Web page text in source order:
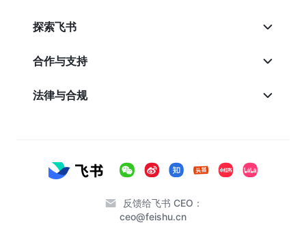
探索飞书
合作与支持
法律与合规
反馈给飞书 CEO：
ceo@feishu.cn